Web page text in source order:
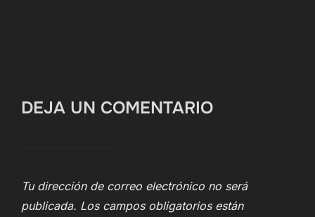
DEJA UN COMENTARIO
Tu dirección de correo electrónico no será
publicada. Los campos obligatorios están